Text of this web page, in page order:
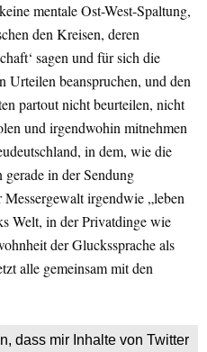
mentale Ost-West-Spaltung,
den Kreisen, deren
sagen und für sich die
Urteilen beanspruchen, und den
partout nicht beurteilen, nicht
und irgendwohin mitnehmen
in dem, wie die
in der Sendung
irgendwie „leben
Welt, in der Privatdinge wie
der Gluckssprache als
alle gemeinsam mit den
dass mir Inhalte von Twitter